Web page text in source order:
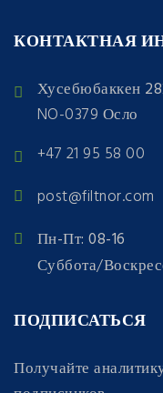
КОНТАКТНАЯ
Хусебюбаккен
NO-0379 Осло
+47 21 95 58 00
post@filtnor.com
Пн-Пт: 08-16
Суббота/
ПОДПИСАТЬСЯ
Получайте